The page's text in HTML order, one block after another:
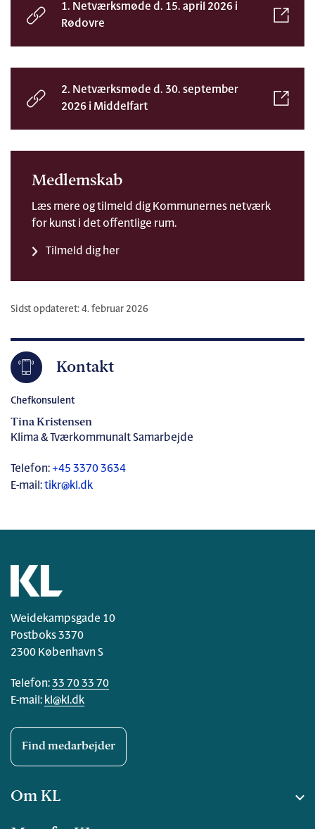
1. Netværksmøde d. 15. april 2026 i
Rødovre
2. Netværksmøde d. 30. september
2026 i Middelfart
Medlemskab
Læs mere og tilmeld dig Kommunernes netværk
for kunst i det offentlige rum.
Tilmeld dig her
Sidst opdateret: 4. februar 2026
Kontakt
Chefkonsulent
Tina Kristensen
Klima & Tværkommunalt Samarbejde
Telefon: +45 3370 3634
E-mail:tikr@kl.dk
Weidekampsgade 10
Postboks 3370
2300 København S
Telefon:33 70 33 70
E-mail: kl@kl.dk
Find medarbejder
Om KL